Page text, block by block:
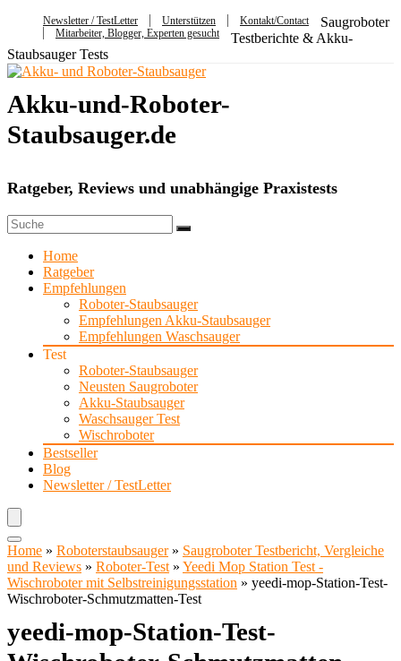
Newsletter / TestLetter Unterstützen
Kontakt/Contact
Mitarbeiter, Blogger, Experten gesucht
Saugroboter
Testberichte & Akku-
Staubsauger Tests
Akku-und-Roboter-
Staubsauger.de
Ratgeber, Reviews und unabhängige Praxistests
Home
Ratgeber
Empfehlungen
Roboter-Staubsauger
Empfehlungen Akku-Staubsauger
Empfehlungen Waschsauger
Test
Roboter-Staubsauger
Neusten Saugroboter
Akku-Staubsauger
Waschsauger Test
Wischroboter
Bestseller
Blog
Newsletter / TestLetter
Home » Roboterstaubsauger» Saugroboter Testbericht, Vergleiche
und Reviews » Roboter-Test » Yeedi Mop Station Test -
Wischroboter mit Selbstreinigungsstation » yeedi-mop-Station-Test-
Wischroboter-Schmutzmatten-Test
yeedi-mop-Station-Test-